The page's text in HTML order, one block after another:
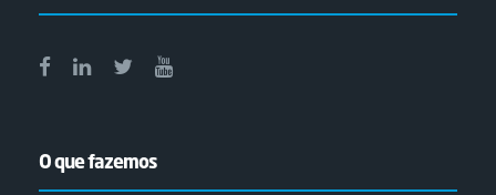
O que fazemos